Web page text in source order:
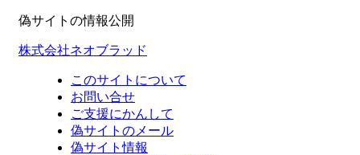
偽サイトの情報公開
株式会社ネオブラッド
このサイトについて
お問い合せ
ご支援にかんして
偽サイトのメール
偽サイト情報